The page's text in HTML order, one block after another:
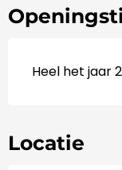
Heel het jaar
Locatie